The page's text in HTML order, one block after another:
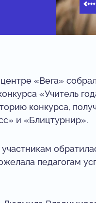
«Вега»
«Учитель
конкурса,
и «Блицтурнир».
педагогам